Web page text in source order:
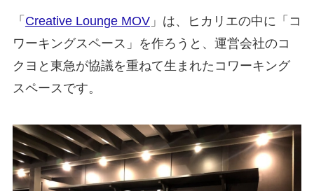
「 Creative Lounge MOV」は、ヒカリエの中に「コ
ワーキングスペース」を作ろうと、運営会社のコ
クヨと東急が協議を重ねて生まれたコワーキング
スペースです。